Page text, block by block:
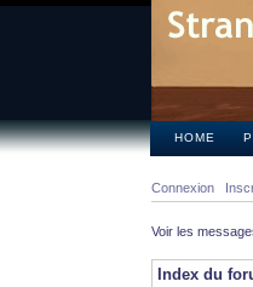
HOME
Connexion
Voir les
Index du